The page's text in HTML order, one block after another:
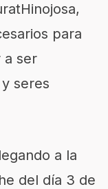
Hinojosa,
para
a ser
seres
a la
del día 3 de